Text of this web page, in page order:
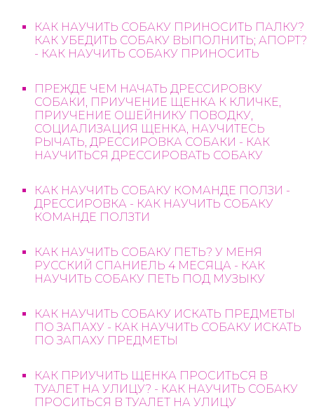
КАК НАУЧИТЬ СОБАКУ ПРИНОСИТЬ ПАЛКУ?
КАК УБЕДИТЬ СОБАКУ ВЫПОЛНИТЬ; АПОРТ?
- КАК НАУЧИТЬ СОБАКУ ПРИНОСИТЬ
ПРЕЖДЕ ЧЕМ НАЧАТЬ ДРЕССИРОВКУ
СОБАКИ, ПРИУЧЕНИЕ ЩЕНКА К КЛИЧКЕ,
ПРИУЧЕНИЕ ОШЕЙНИКУ ПОВОДКУ,
СОЦИАЛИЗАЦИЯ ЩЕНКА, НАУЧИТЕСЬ
РЫЧАТЬ, ДРЕССИРОВКА СОБАКИ - КАК
НАУЧИТЬСЯ ДРЕССИРОВАТЬ СОБАКУ
КАК НАУЧИТЬ СОБАКУ КОМАНДЕ ПОЛЗИ -
ДРЕССИРОВКА - КАК НАУЧИТЬ СОБАКУ
КОМАНДЕ ПОЛЗТИ
КАК НАУЧИТЬ СОБАКУ ПЕТЬ? У МЕНЯ
РУССКИЙ СПАНИЕЛЬ 4 МЕСЯЦА - КАК
НАУЧИТЬ СОБАКУ ПЕТЬ ПОД МУЗЫКУ
КАК НАУЧИТЬ СОБАКУ ИСКАТЬ ПРЕДМЕТЫ
ПО ЗАПАХУ - КАК НАУЧИТЬ СОБАКУ ИСКАТЬ
ПО ЗАПАХУ ПРЕДМЕТЫ
КАК ПРИУЧИТЬ ЩЕНКА ПРОСИТЬСЯ В
ТУАЛЕТ НА УЛИЦУ? - КАК НАУЧИТЬ СОБАКУ
ПРОСИТЬСЯ В ТУАЛЕТ НА УЛИЦУ